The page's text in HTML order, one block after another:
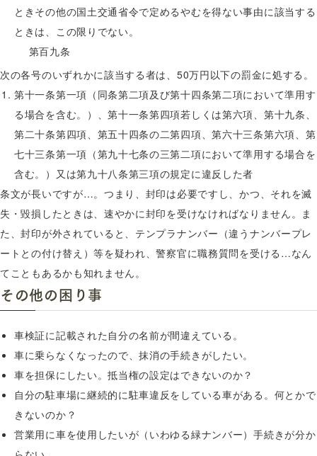
ときその他の国土交通省令で定めるやむを得ない事由に該当する
ときは、この限りでない。
第百九条
次の各号のいずれかに該当する者は、50万円以下の罰金に処する。
第十一条第一項（同条第二項及び第十四条第二項において準用す
る場合を含む。）、第十一条第四項若しくは第六項、第十九条、
第二十条第四項、第五十四条の二第四項、第六十三条第六項、第
七十三条第一項（第九十七条の三第二項において準用する場合を
含む。）又は第九十八条第三項の規定に違反した者
条文が長いですが…。つまり、封印は必要ですし、かつ、それを滅
失・毀損したときは、速やかに封印を受けなければなりません。ま
た、封印が外されていると、テンプラナンバー（違うナンバープレ
ートとの付け替え）等を疑われ、警察官に職務質問を受ける…なん
てこともあるかも知れません。
その他の困り事
車検証に記載された自分の名前が間違えている。
車に乗らなくなったので、抹消の手続きがしたい。
車を担保にしたい。抵当権の設定はできないのか？
自分の駐車場に継続的に駐車違反をしている車がある。何とかで
きないのか？
営業用に車を使用したいが（いわゆる緑ナンバー）手続きが分か